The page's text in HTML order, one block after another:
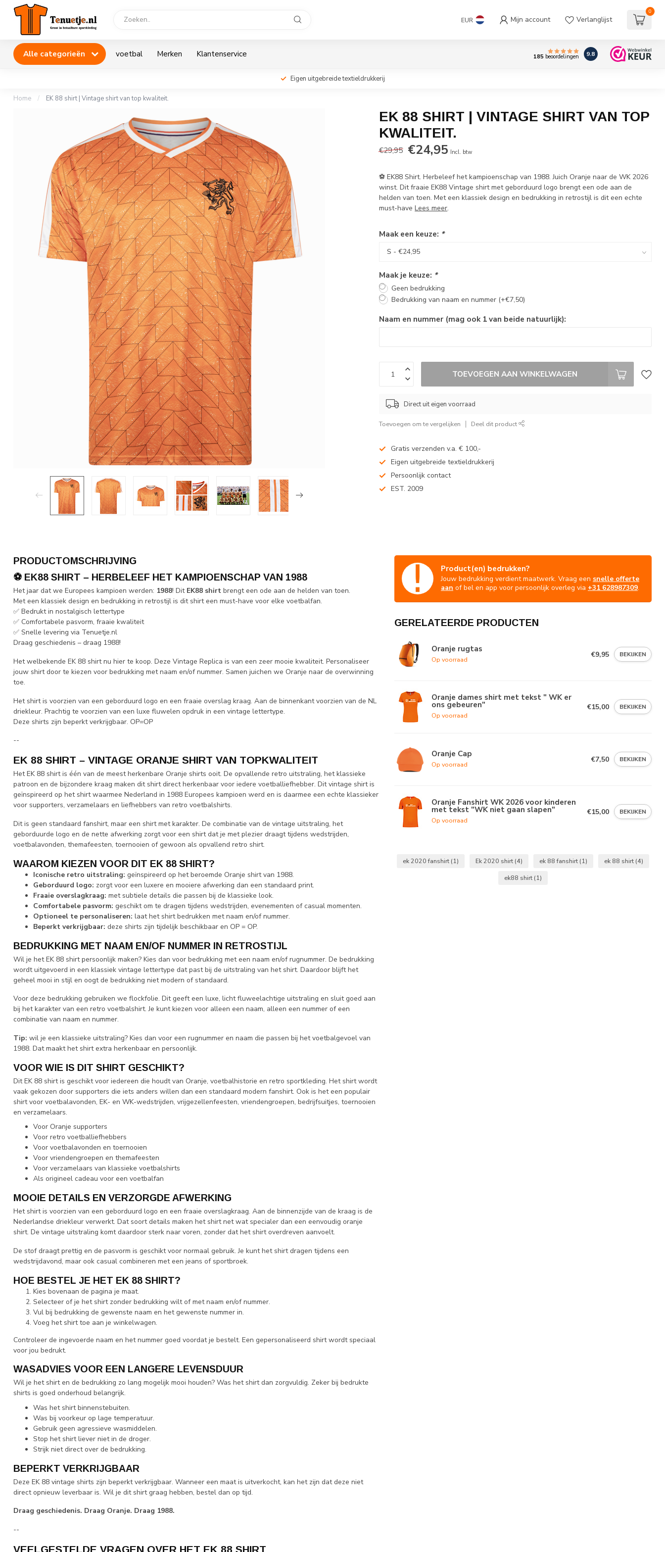
EUR Mijn account Verlanglijst
0
Alle categorieën voetbal Merken Klantenservice 185 beoordelingen 9.8
Eigen uitgebreide textieldrukkerij
Home / EK 88 shirt | Vintage shirt van top kwaliteit.
EK 88 SHIRT | VINTAGE SHIRT VAN TOP
KWALITEIT.
€29,95 €24,95 Incl. btw
⚽ EK88 Shirt. Herbeleef het kampioenschap van 1988. Juich Oranje naar de WK 2026
winst. Dit fraaie EK88 Vintage shirt met geborduurd logo brengt een ode aan de
helden van toen. Met een klassiek design en bedrukking in retrostijl is dit een echte
must-haveLees meer.
Maak een keuze: *
Maak je keuze: *
Geen bedrukking
Bedrukking van naam en nummer (+€7,50)
Naam en nummer (mag ook 1 van beide natuurlijk):
TOEVOEGEN AAN WINKELWAGEN
Direct uit eigen voorraad
Toevoegen om te vergelijken Deel dit product
Gratis verzenden v.a. € 100,-
Eigen uitgebreide textieldrukkerij
Persoonlijk contact
EST. 2009
PRODUCTOMSCHRIJVING
⚽ EK88 SHIRT – HERBELEEF HET KAMPIOENSCHAP VAN 1988
Het jaar dat we Europees kampioen werden: 1988! Dit EK88 shirt brengt een ode aan de helden van toen.
Met een klassiek design en bedrukking in retrostijl is dit shirt een must-have voor elke voetbalfan.
✅ Bedrukt in nostalgisch lettertype
✅ Comfortabele pasvorm, fraaie kwaliteit
✅ Snelle levering via Tenuetje.nl
Draag geschiedenis – draag 1988!
Het welbekende EK 88 shirt nu hier te koop. Deze Vintage Replica is van een zeer mooie kwaliteit. Personaliseer
jouw shirt door te kiezen voor bedrukking met naam en/of nummer. Samen juichen we Oranje naar de overwinning
toe.
Het shirt is voorzien van een geborduurd logo en een fraaie overslag kraag. Aan de binnenkant voorzien van de NL
driekleur. Prachtig te voorzien van een luxe fluwelen opdruk in een vintage lettertype.
Deze shirts zijn beperkt verkrijgbaar. OP=OP
--
EK 88 SHIRT – VINTAGE ORANJE SHIRT VAN TOPKWALITEIT
Het EK 88 shirt is één van de meest herkenbare Oranje shirts ooit. De opvallende retro uitstraling, het klassieke
patroon en de bijzondere kraag maken dit shirt direct herkenbaar voor iedere voetballiefhebber. Dit vintage shirt is
geïnspireerd op het shirt waarmee Nederland in 1988 Europees kampioen werd en is daarmee een echte klassieker
voor supporters, verzamelaars en liefhebbers van retro voetbalshirts.
Dit is geen standaard fanshirt, maar een shirt met karakter. De combinatie van de vintage uitstraling, het
geborduurde logo en de nette afwerking zorgt voor een shirt dat je met plezier draagt tijdens wedstrijden,
voetbalavonden, themafeesten, toernooien of gewoon als opvallend retro shirt.
WAAROM KIEZEN VOOR DIT EK 88 SHIRT?
Iconische retro uitstraling: geïnspireerd op het beroemde Oranje shirt van 1988.
Geborduurd logo: zorgt voor een luxere en mooiere afwerking dan een standaard print.
Fraaie overslagkraag: met subtiele details die passen bij de klassieke look.
Comfortabele pasvorm: geschikt om te dragen tijdens wedstrijden, evenementen of casual momenten.
Optioneel te personaliseren: laat het shirt bedrukken met naam en/of nummer.
Beperkt verkrijgbaar: deze shirts zijn tijdelijk beschikbaar en OP = OP.
BEDRUKKING MET NAAM EN/OF NUMMER IN RETROSTIJL
Wil je het EK 88 shirt persoonlijk maken? Kies dan voor bedrukking met een naam en/of rugnummer. De bedrukking
wordt uitgevoerd in een klassiek vintage lettertype dat past bij de uitstraling van het shirt. Daardoor blijft het
geheel mooi in stijl en oogt de bedrukking niet modern of standaard.
Voor deze bedrukking gebruiken we flockfolie. Dit geeft een luxe, licht fluweelachtige uitstraling en sluit goed aan
bij het karakter van een retro voetbalshirt. Je kunt kiezen voor alleen een naam, alleen een nummer of een
combinatie van naam en nummer.
Tip: wil je een klassieke uitstraling? Kies dan voor een rugnummer en naam die passen bij het voetbalgevoel van
1988. Dat maakt het shirt extra herkenbaar en persoonlijk.
VOOR WIE IS DIT SHIRT GESCHIKT?
Dit EK 88 shirt is geschikt voor iedereen die houdt van Oranje, voetbalhistorie en retro sportkleding. Het shirt wordt
vaak gekozen door supporters die iets anders willen dan een standaard modern fanshirt. Ook is het een populair
shirt voor voetbalavonden, EK- en WK-wedstrijden, vrijgezellenfeesten, vriendengroepen, bedrijfsuitjes, toernooien
en verzamelaars.
Voor Oranje supporters
Voor retro voetballiefhebbers
Voor voetbalavonden en toernooien
Voor vriendengroepen en themafeesten
Voor verzamelaars van klassieke voetbalshirts
Als origineel cadeau voor een voetbalfan
MOOIE DETAILS EN VERZORGDE AFWERKING
Het shirt is voorzien van een geborduurd logo en een fraaie overslagkraag. Aan de binnenzijde van de kraag is de
Nederlandse driekleur verwerkt. Dat soort details maken het shirt net wat specialer dan een eenvoudig oranje
shirt. De vintage uitstraling komt daardoor sterk naar voren, zonder dat het shirt overdreven aanvoelt.
De stof draagt prettig en de pasvorm is geschikt voor normaal gebruik. Je kunt het shirt dragen tijdens een
wedstrijdavond, maar ook casual combineren met een jeans of sportbroek.
HOE BESTEL JE HET EK 88 SHIRT?
Kies bovenaan de pagina je maat.
Selecteer of je het shirt zonder bedrukking wilt of met naam en/of nummer.
Vul bij bedrukking de gewenste naam en het gewenste nummer in.
Voeg het shirt toe aan je winkelwagen.
Controleer de ingevoerde naam en het nummer goed voordat je bestelt. Een gepersonaliseerd shirt wordt speciaal
voor jou bedrukt.
WASADVIES VOOR EEN LANGERE LEVENSDUUR
Wil je het shirt en de bedrukking zo lang mogelijk mooi houden? Was het shirt dan zorgvuldig. Zeker bij bedrukte
shirts is goed onderhoud belangrijk.
Was het shirt binnenstebuiten.
Was bij voorkeur op lage temperatuur.
Gebruik geen agressieve wasmiddelen.
Stop het shirt liever niet in de droger.
Strijk niet direct over de bedrukking.
BEPERKT VERKRIJGBAAR
Deze EK 88 vintage shirts zijn beperkt verkrijgbaar. Wanneer een maat is uitverkocht, kan het zijn dat deze niet
direct opnieuw leverbaar is. Wil je dit shirt graag hebben, bestel dan op tijd.
Draag geschiedenis. Draag Oranje. Draag 1988.
--
VEELGESTELDE VRAGEN OVER HET EK 88 SHIRT
Product(en) bedrukken?
Jouw bedrukking verdient maatwerk. Vraag een snelle offerte
aan of bel en app voor persoonlijk overleg via +31 628987309.
GERELATEERDE PRODUCTEN
Oranje rugtas
Op voorraad
€9,95 BEKIJKEN
Oranje dames shirt met tekst " WK er
ons gebeuren"
Op voorraad
€15,00 BEKIJKEN
Oranje Cap
Op voorraad
€7,50 BEKIJKEN
Oranje Fanshirt WK 2026 voor kinderen
met tekst "WK niet gaan slapen"
Op voorraad
€15,00 BEKIJKEN
ek 2020 fanshirt (1) Ek 2020 shirt (4) ek 88 fanshirt (1) ek 88 shirt (4)
ek88 shirt (1)